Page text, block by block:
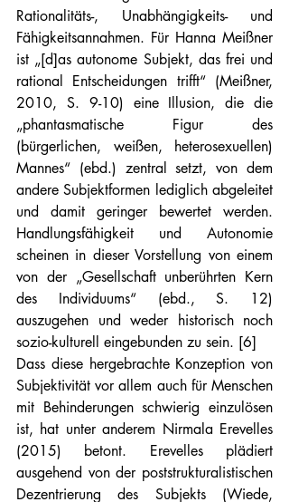
Rationalitäts-, Unabhängigkeits- und
Fähigkeitsannahmen. Für Hanna Meißner
ist „[d]as autonome Subjekt, das frei und
rational Entscheidungen trifft“ (Meißner,
2010, S. 9-10) eine Illusion, die die
„phantasmatische Figur des
(bürgerlichen, weißen, heterosexuellen)
Mannes“ (ebd.) zentral setzt, von dem
andere Subjektformen lediglich abgeleitet
und damit geringer bewertet werden.
Handlungsfähigkeit und Autonomie
scheinen in dieser Vorstellung von einem
von der „Gesellschaft unberührten Kern
des Individuums“ (ebd., S. 12)
auszugehen und weder historisch noch
sozio-kulturell eingebunden zu sein. [6]
Dass diese hergebrachte Konzeption von
Subjektivität vor allem auch für Menschen
mit Behinderungen schwierig einzulösen
ist, hat unter anderem Nirmala Erevelles
(2015) betont. Erevelles plädiert
ausgehend von der poststrukturalistischen
Dezentrierung des Subjekts (Wiede,